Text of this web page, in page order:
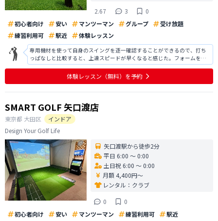
2.67
3
0
初心者向け
安い マンツーマン グループ
受け放題
練習利用可
駅近 体験レッスン
専用機材を使って自身のスイングを逐一確認することができるので、打ち
っぱなしと比較すると、上達スピードが早くなると感じた。フォームを固
めるには良いのでは。 グループレッスンの場合は、インストラクターは
色々な打席を周っており、その都度指導してもらうことで、理解が深まる
のだろう。インストラクターとの相性が
体験レッスン （無料） を予約
SMART GOLF 矢口渡店
東京都 大田区
インドア
Design Your Golf Life
矢口渡駅から徒歩2分
平日 6:00 〜 0:00
土日祝 6:00 〜 0:00
月額 4,400円〜
レンタル： クラブ
0
0
初心者向け
安い マンツーマン 練習利用可
駅近